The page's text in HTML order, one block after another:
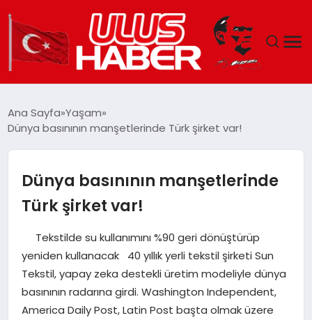
DÜNYA
EKONOMI
SIYASET
Ana Sayfa Yaşam
Dünya basınının manşetlerinde Türk şirket var!
Dünya basınının manşetlerinde
Türk şirket var!
Tekstilde su kullanımını %90 geri dönüştürüp
yeniden kullanacak 40 yıllık yerli tekstil şirketi Sun
Tekstil, yapay zeka destekli üretim modeliyle dünya
basınının radarına girdi. Washington Independent,
America Daily Post, Latin Post başta olmak üzere